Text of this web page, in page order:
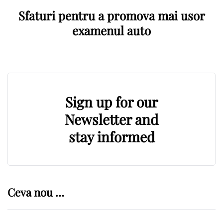
Sfaturi pentru a promova mai usor
examenul auto
Sign up for our
Newsletter and
stay informed
Ceva nou …